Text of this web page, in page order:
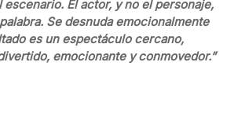
El actor, y no el personaje,
Se desnuda emocionalmente
es un espectáculo cercano,
emocionante y conmovedor.”